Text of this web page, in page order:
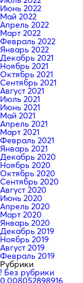
Июнь 2022
Май 2022
Апрель 2022
Март 2022
Февраль 2022
Январь 2022
Декабрь 2021
Ноябрь 2021
Октябрь 2021
Сентябрь 2021
Август 2021
Июль 2021
Июнь 2021
Май 2021
Апрель 2021
Март 2021
Февраль 2021
Январь 2021
Декабрь 2020
Ноябрь 2020
Октябрь 2020
Сентябрь 2020
Август 2020
Июнь 2020
Апрель 2020
Март 2020
Январь 2020
Декабрь 2019
Ноябрь 2019
Август 2019
Февраль 2019
Рубрики
! Без рубрики
0,008052898916